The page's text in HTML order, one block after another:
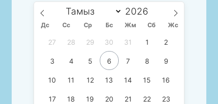
Дс Сc Ср Бс Жм Сб Жс
27 28 29 30 31 1 2
3 4 5 6 7 8 9
10 11 12 13 14 15 16
17 18 19 20 21 22 23